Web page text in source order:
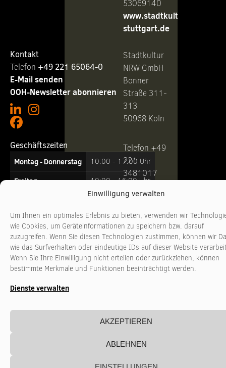
Einwilligung verwalten
Um Ihnen ein optimales Erlebnis zu bieten, verwenden wir
wie Cookies, um Geräteinformationen zu speichern bzw. darauf
zuzugreifen. Wenn Sie diesen Technologien zustimmen, können wir
wie das Surfverhalten oder eindeutige IDs auf dieser Website
Wenn Sie Ihre Einwilligung nicht erteilen oder zurückziehen, können
bestimmte Merkmale und Funktionen beeinträchtigt werden.
Dienste verwalten
AKZEPTIEREN
ABLEHNEN
Kontakt
Telefon ‭ +49 221 65064-0
E-Mail senden
OOH-Newsletter abonnieren
Geschäftszeiten
Montag - Donnerstag
10:00 - 17:00 Uhr
Freitag 10:00 - 16:00 Uhr
53069140
www.stadtkultur-
stuttgart.de
Stadtkultur
NRW GmbH
Bonner
Straße 311-
313
50968 Köln
Telefon +49
221
3481017
nrw.de